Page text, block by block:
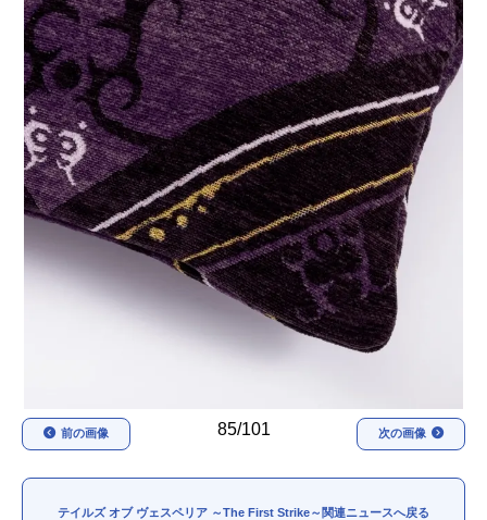
アニメ記事一覧 声優記事一覧
アニメ映画一覧 実写化映画一覧
今期アニメ曜日別一覧
春アニメ 夏アニメ
秋アニメ 冬アニメ
男性声優/女性声優一覧
FOLLOW US
85/101
前の画像 次の画像
テイルズ オブ ヴェスペリア ～The First Strike～関連ニュースへ戻る